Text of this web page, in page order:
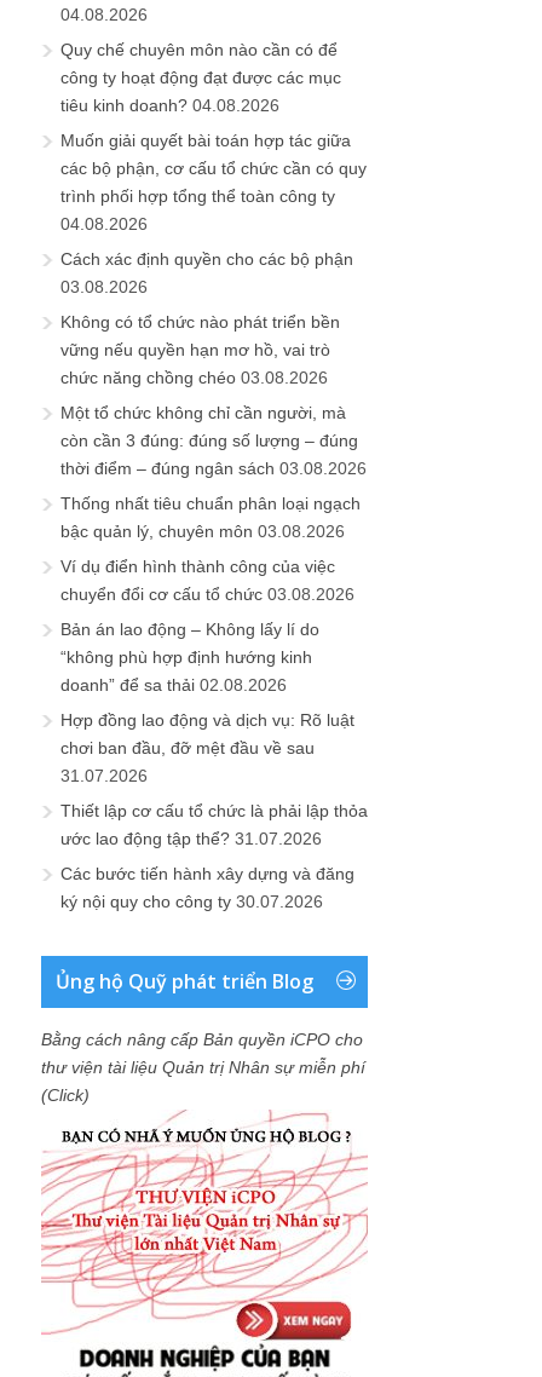
04.08.2026
Quy chế chuyên môn nào cần có để
công ty hoạt động đạt được các mục
tiêu kinh doanh? 04.08.2026
Muốn giải quyết bài toán hợp tác giữa
các bộ phận, cơ cấu tổ chức cần có quy
trình phối hợp tổng thể toàn công ty
04.08.2026
Cách xác định quyền cho các bộ phận
03.08.2026
Không có tổ chức nào phát triển bền
vững nếu quyền hạn mơ hồ, vai trò
chức năng chồng chéo 03.08.2026
Một tổ chức không chỉ cần người, mà
còn cần 3 đúng: đúng số lượng – đúng
thời điểm – đúng ngân sách 03.08.2026
Thống nhất tiêu chuẩn phân loại ngạch
bậc quản lý, chuyên môn 03.08.2026
Ví dụ điển hình thành công của việc
chuyển đổi cơ cấu tổ chức 03.08.2026
Bản án lao động – Không lấy lí do
“không phù hợp định hướng kinh
doanh” để sa thải 02.08.2026
Hợp đồng lao động và dịch vụ: Rõ luật
chơi ban đầu, đỡ mệt đầu về sau
31.07.2026
Thiết lập cơ cấu tổ chức là phải lập thỏa
ước lao động tập thể? 31.07.2026
Các bước tiến hành xây dựng và đăng
ký nội quy cho công ty 30.07.2026
Ủng hộ Quỹ phát triển Blog
Bằng cách nâng cấp Bản quyền iCPO cho
thư viện tài liệu Quản trị Nhân sự miễn phí
(Click)